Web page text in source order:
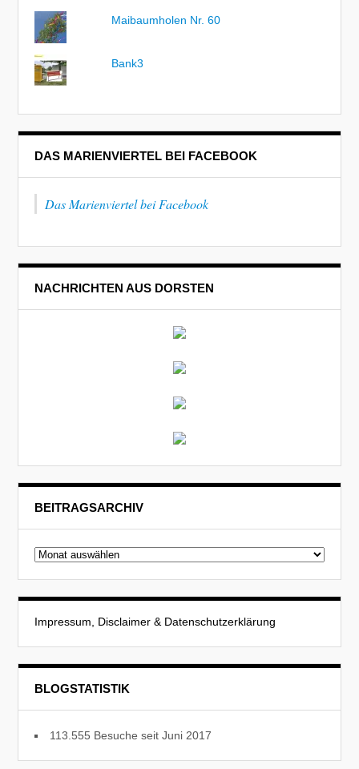
Maibaumholen Nr. 60
Bank3
DAS MARIENVIERTEL BEI FACEBOOK
Das Marienviertel bei Facebook
NACHRICHTEN AUS DORSTEN
BEITRAGSARCHIV
Beitragsarchiv
Impressum, Disclaimer & Datenschutzerklärung
BLOGSTATISTIK
113.555 Besuche seit Juni 2017